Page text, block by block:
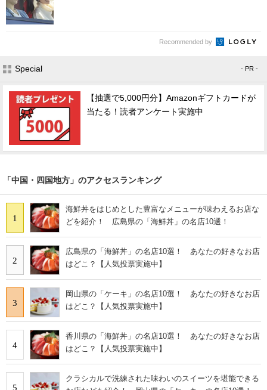
Recommended by
Special - PR -
【抽選で5,000円分】Amazonギフトカードが
当たる！読者アンケート実施中
「中国・四国地方」のアクセスランキング
1
海鮮丼をはじめとした豊富なメニューが味わえるお店な
どを紹介！ 広島県の「海鮮丼」の名店10選！
2
広島県の「海鮮丼」の名店10選！ あなたの好きなお店
はどこ？【人気投票実施中】
3
岡山県の「ケーキ」の名店10選！ あなたの好きなお店
はどこ？【人気投票実施中】
4
香川県の「海鮮丼」の名店10選！ あなたの好きなお店
はどこ？【人気投票実施中】
5
クラシカルで洗練された味わいのスイーツを堪能できる